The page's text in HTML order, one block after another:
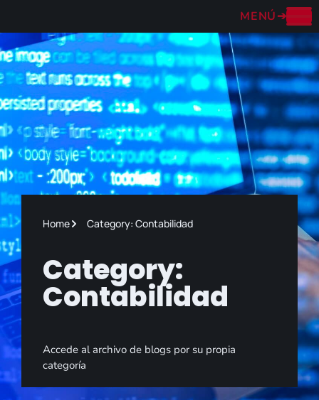
MENÚ➔
Home Category: Contabilidad
Category:
Contabilidad
Accede al archivo de blogs por su propia
categoría